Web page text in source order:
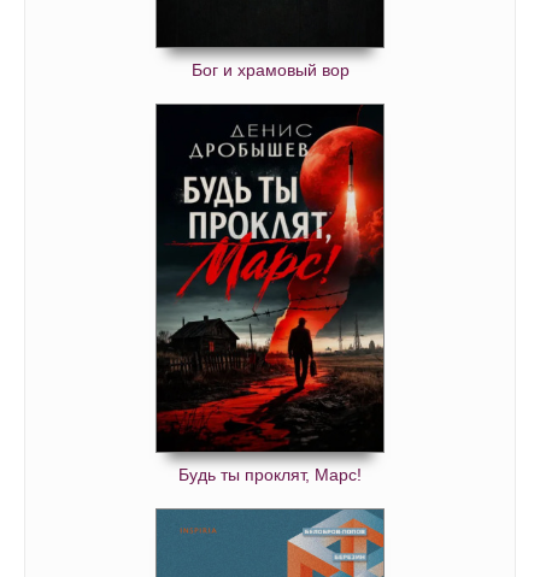
Бог и храмовый вор
Будь ты проклят, Марс!